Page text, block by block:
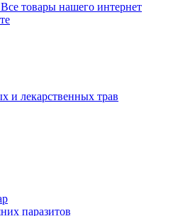
Все товары нашего интернет
и лекарственных трав
паразитов